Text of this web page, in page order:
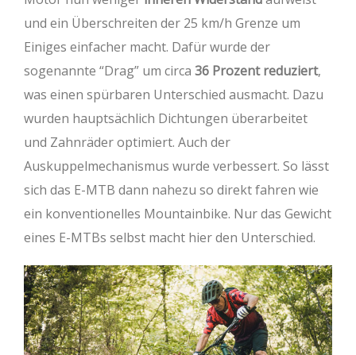
und ein Überschreiten der 25 km/h Grenze um
Einiges einfacher macht. Dafür wurde der
sogenannte “Drag” um circa 36 Prozent reduziert,
was einen spürbaren Unterschied ausmacht. Dazu
wurden hauptsächlich Dichtungen überarbeitet
und Zahnräder optimiert. Auch der
Auskuppelmechanismus wurde verbessert. So lässt
sich das E-MTB dann nahezu so direkt fahren wie
ein konventionelles Mountainbike. Nur das Gewicht
eines E-MTBs selbst macht hier den Unterschied.